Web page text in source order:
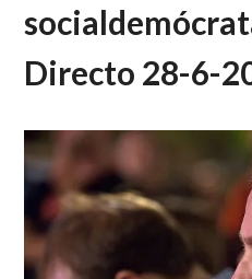
Directo 28-6-